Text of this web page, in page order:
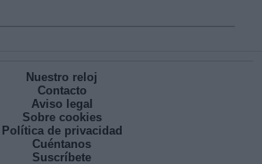
Nuestro reloj
Contacto
Aviso legal
Sobre cookies
Política de privacidad
Cuéntanos
Suscríbete